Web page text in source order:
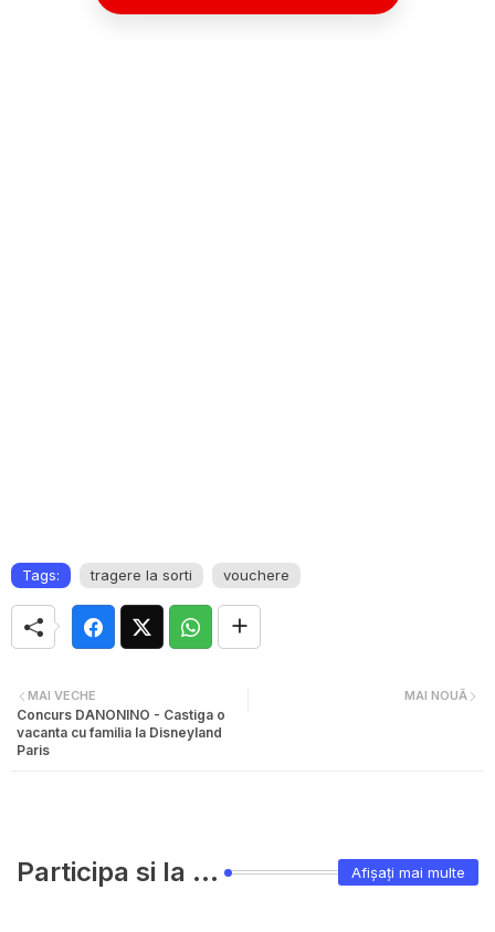
Tags: tragere la sorti vouchere
MAI NOUĂ
MAI VECHE
Concurs DANONINO - Castiga o
vacanta cu familia la Disneyland
Paris
Participa si la ... Afișați mai multe